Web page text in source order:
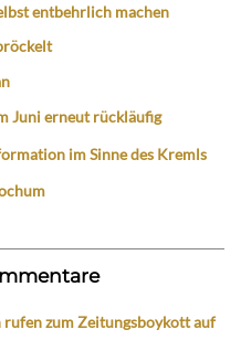
entbehrlich machen
Juni erneut rückläufig
im Sinne des Kremls
rufen zum Zeitungsboykott auf